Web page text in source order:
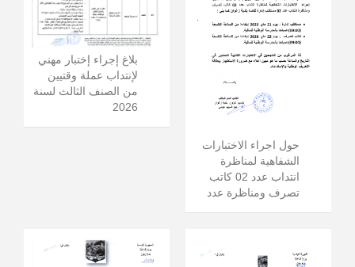
بلاغ إجراء إختبار مهني
لإنتداب عملة وقتيين
من الصنف الثالث لسنة
2026
حول اجراء الاختبارات
الشفاهية لمناظرة
انتداب عدد 02 كاتب
تصرف ومناظرة عدد